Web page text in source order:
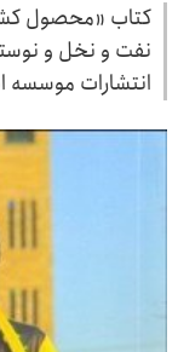
کتاب «محصول
نفت و نخل و
انتشارات موسسه